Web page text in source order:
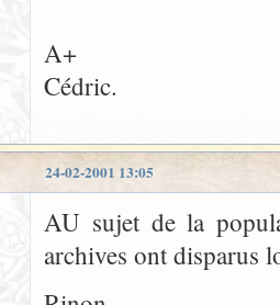
A+
Cédric.
24-02-2001 13:05
AU sujet de la
archives ont disparus